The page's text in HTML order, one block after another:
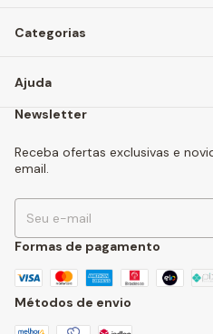
Categorias
Ajuda
Newsletter
Receba ofertas exclusivas e
email.
Formas de pagamento
Métodos de envio